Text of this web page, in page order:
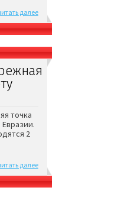
далее
точка
2
далее